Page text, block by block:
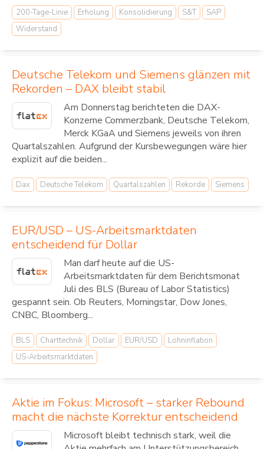
200-Tage-Linie Erholung Konsolidierung S&T
SAP
Widerstand
Deutsche Telekom und Siemens glänzen mit
Rekorden – DAX bleibt stabil
Am Donnerstag berichteten die DAX-
Konzerne Commerzbank, Deutsche Telekom,
Merck KGaA und Siemens jeweils von ihren
Quartalszahlen. Aufgrund der Kursbewegungen wäre hier
explizit auf die beiden...
Dax Deutsche Telekom Quartalszahlen Rekorde Siemens
EUR/USD – US-Arbeitsmarktdaten
entscheidend für Dollar
Man darf heute auf die US-
Arbeitsmarktdaten für dem Berichtsmonat
Juli des BLS (Bureau of Labor Statistics)
gespannt sein. Ob Reuters, Morningstar, Dow Jones,
CNBC, Bloomberg...
BLS Charttechnik Dollar EUR/USD
Lohninflation
US-Arbeitsmarktdaten
Aktie im Fokus: Microsoft – starker Rebound
macht die nächste Korrektur entscheidend
Microsoft bleibt technisch stark, weil die